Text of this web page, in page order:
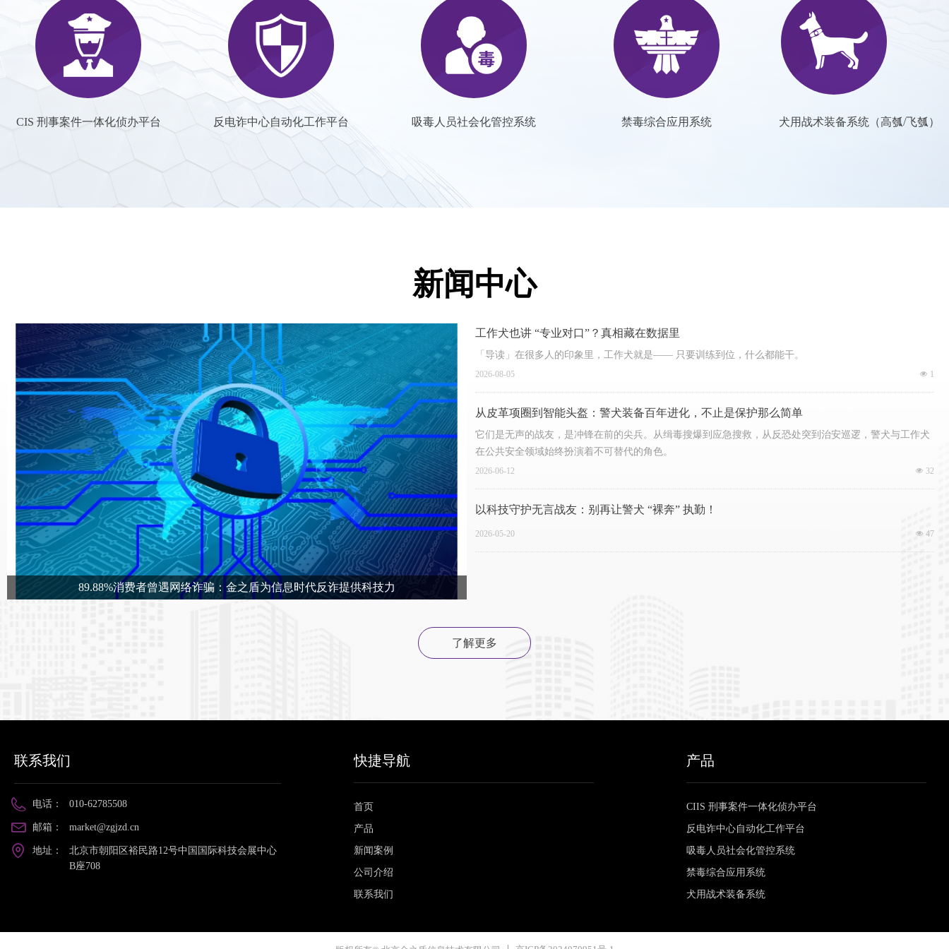
CIS 刑事案件一体化侦办平台 反电诈中心自动化工作平台 吸毒人员社会化管控系统 禁毒综合应用系统 犬用战术装备系统（高瓠/飞瓠）
新闻中心
89.88%消费者曾遇网络诈骗：金之盾为信息时代反诈提供科技力
工作犬也讲 “专业对口”？真相藏在数据里
「导读」在很多人的印象里，工作犬就是—— 只要训练到位，什么都能干。
넶 1
2026-08-05
从皮革项圈到智能头盔：警犬装备百年进化，不止是保护那么简单
它们是无声的战友，是冲锋在前的尖兵。从缉毒搜爆到应急搜救，从反恐处突到治安巡逻，警犬与工作犬
在公共安全领域始终扮演着不可替代的角色。
넶 32
2026-06-12
以科技守护无言战友：别再让警犬 “裸奔” 执勤！
넶 47
2026-05-20
了解更多
联系我们
电话： 010-62785508
邮箱： market@zgjzd.cn
地址：
北京市朝阳区裕民路12号中国国际科技会展中心
B座708
CIIS 刑事案件一体化侦办平台
反电诈中心自动化工作平台
吸毒人员社会化管控系统
禁毒综合应用系统
犬用战术装备系统
产品
快捷导航
首页
产品
新闻案例
公司介绍
联系我们